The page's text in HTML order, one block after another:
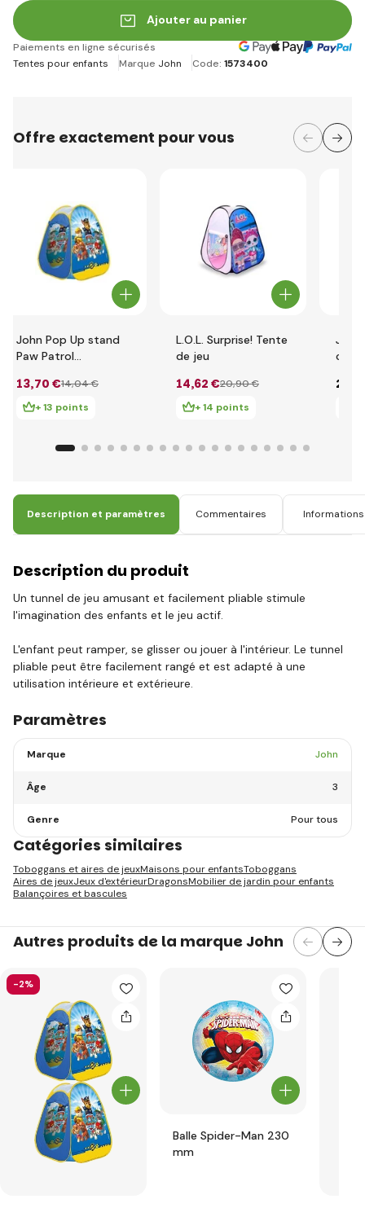
Ajouter au panier
Paiements en ligne sécurisés
Tentes pour enfants
Marque John Code: 1573400
Offre exactement pour vous
John Pop Up stand
Paw Patrol
13,70 €14,04 €
+ 13 points
L.O.L. Surprise! Tente
de jeu
14,62 €20,90 €
+ 14 points
John
27
Description et paramètres Commentaires
Description du produit
Un tunnel de jeu amusant et facilement pliable stimule
l'imagination des enfants et le jeu actif.
L'enfant peut ramper, se glisser ou jouer à l'intérieur. Le tunnel
pliable peut être facilement rangé et est adapté à une
utilisation intérieure et extérieure.
Paramètres
Marque John
Âge 3
Genre Pour tous
Catégories similaires
Toboggans et aires de jeuxMaisons pour enfantsToboggans
Aires de jeuxJeux d'extérieurDragonsMobilier de jardin pour enfants
Balançoires et bascules
Autres produits de la marque John
-2%
Balle Spider-Man 230
mm